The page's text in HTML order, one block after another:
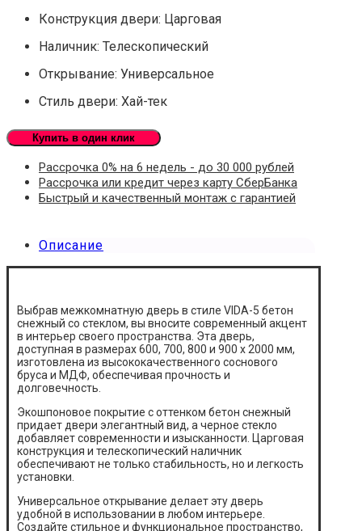
Конструкция двери: Царговая
Наличник: Телескопический
Открывание: Универсальное
Стиль двери: Хай-тек
Купить в один клик
Рассрочка 0% на 6 недель - до 30 000 рублей
Рассрочка или кредит через карту СберБанка
Быстрый и качественный монтаж с гарантией
Описание
Выбрав межкомнатную дверь в стиле VIDA-5 бетон
снежный со стеклом, вы вносите современный акцент
в интерьер своего пространства. Эта дверь,
доступная в размерах 600, 700, 800 и 900 х 2000 мм,
изготовлена из высококачественного соснового
бруса и МДФ, обеспечивая прочность и
долговечность.
Экошпоновое покрытие с оттенком бетон снежный
придает двери элегантный вид, а черное стекло
добавляет современности и изысканности. Царговая
конструкция и телескопический наличник
обеспечивают не только стабильность, но и легкость
установки.
Универсальное открывание делает эту дверь
удобной в использовании в любом интерьере.
Создайте стильное и функциональное пространство,